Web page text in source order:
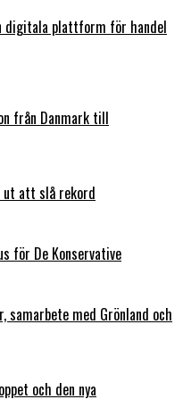
digitala plattform för handel
från Danmark till
ut att slå rekord
för De Konservative
samarbete med Grönland och
och den nya